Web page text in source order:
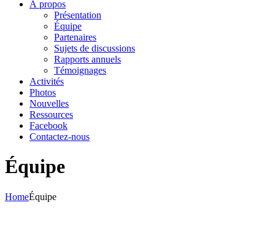
À propos
Présentation
Équipe
Partenaires
Sujets de discussions
Rapports annuels
Témoignages
Activités
Photos
Nouvelles
Ressources
Facebook
Contactez-nous
Équipe
HomeÉquipe